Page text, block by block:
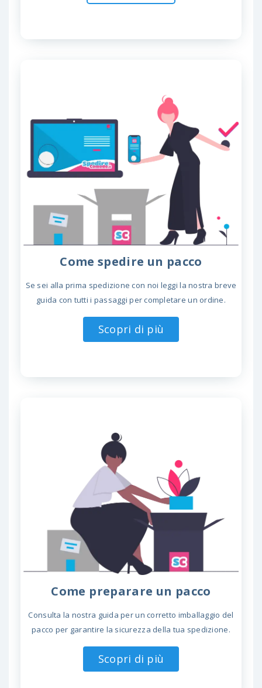
Come spedire un pacco
Se sei alla prima spedizione con noi leggi la nostra breve
guida con tutti i passaggi per completare un ordine.
Scopri di più
Come preparare un pacco
Consulta la nostra guida per un corretto imballaggio del
pacco per garantire la sicurezza della tua spedizione.
Scopri di più